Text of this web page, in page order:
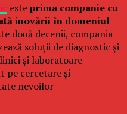
esteprima companie cu
inovării în domeniul
două decenii, compania
soluții de diagnostic și
și laboratoare
pe cercetare și
nevoilor